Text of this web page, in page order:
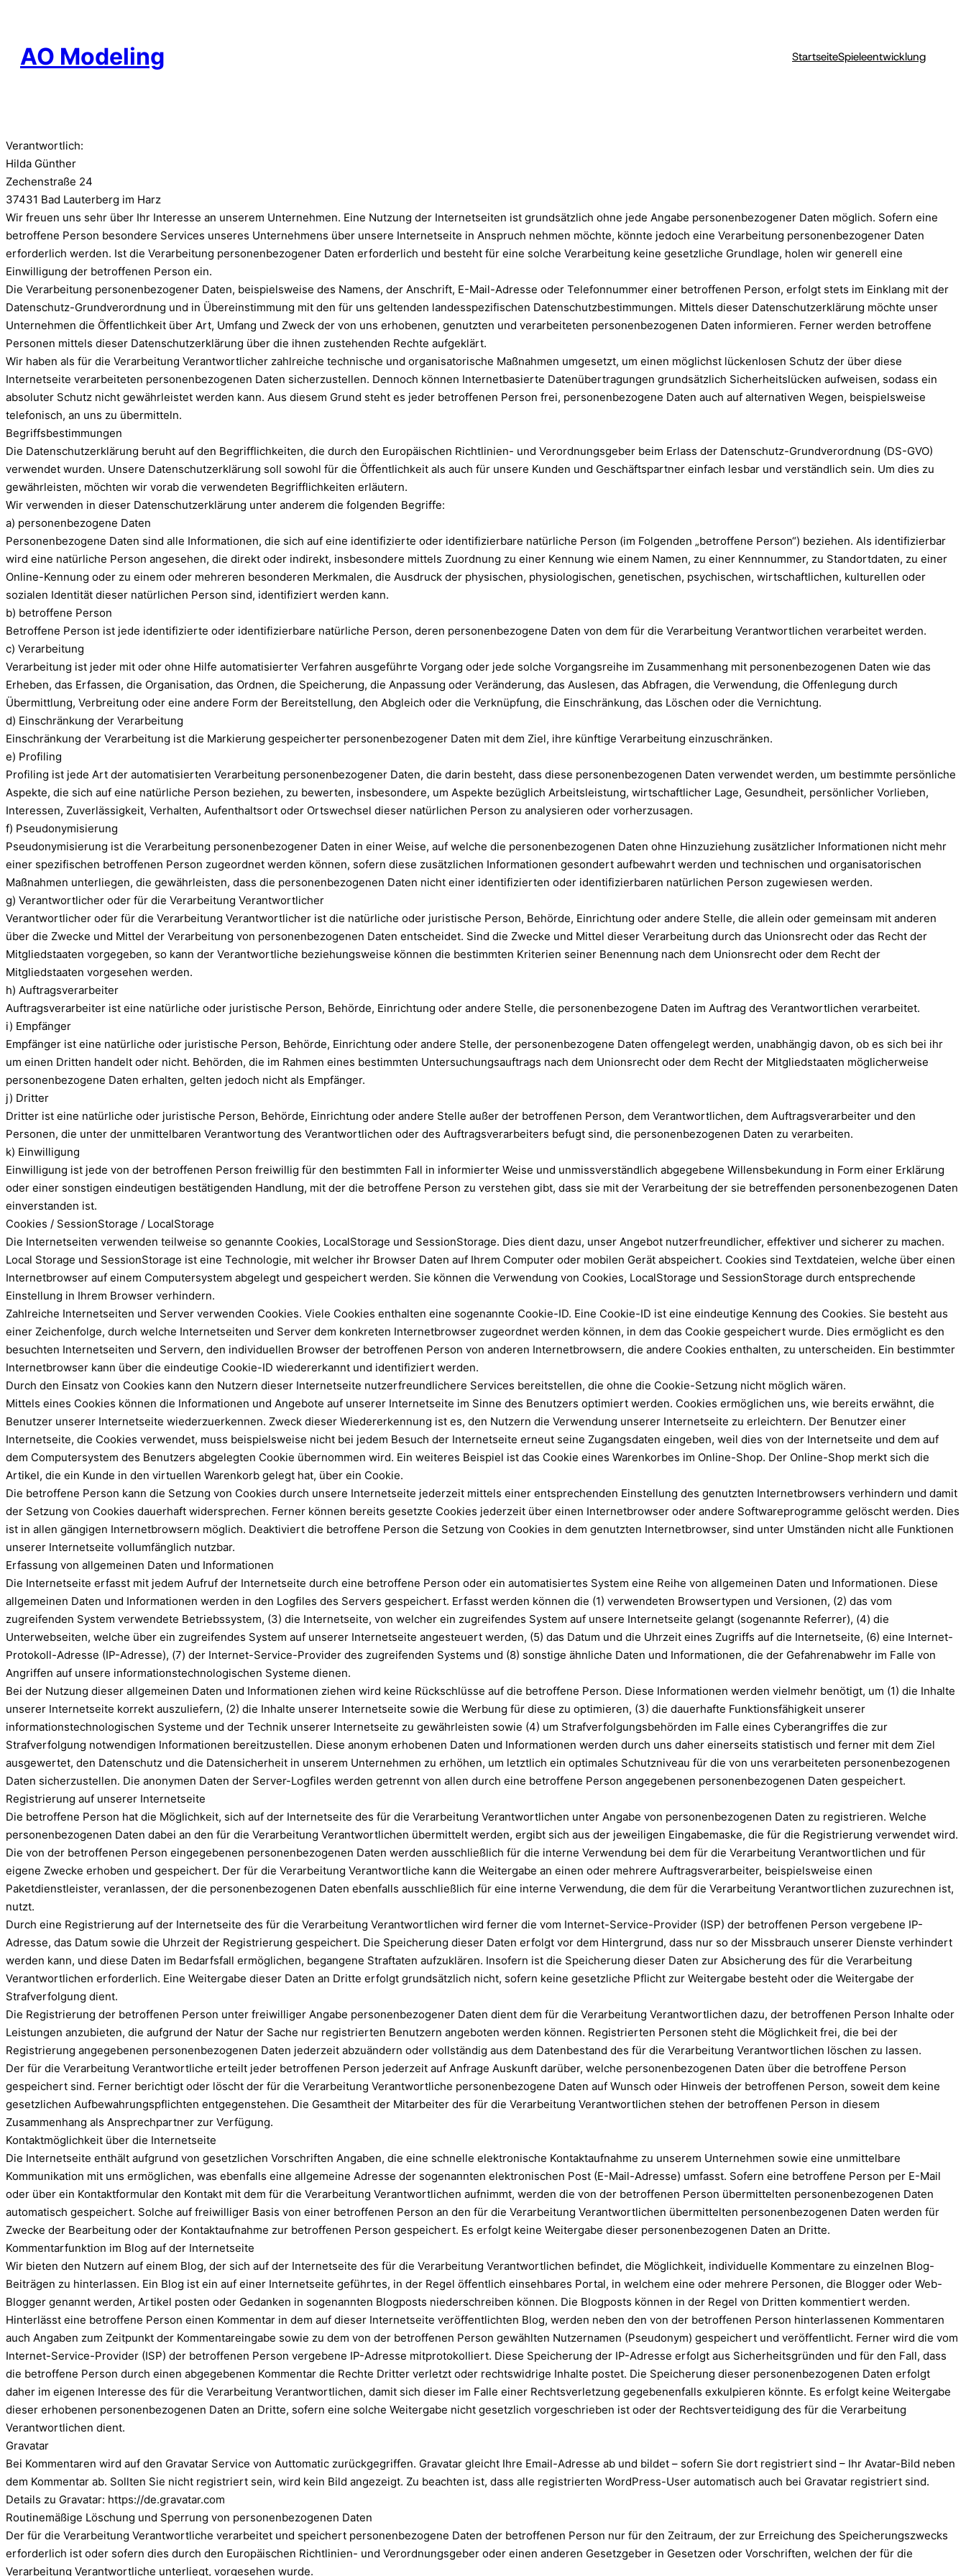
AO Modeling StartseiteSpieleentwicklung
Verantwortlich:
Hilda Günther
Zechenstraße 24
37431 Bad Lauterberg im Harz
Wir freuen uns sehr über Ihr Interesse an unserem Unternehmen. Eine Nutzung der Internetseiten ist grundsätzlich ohne jede Angabe personenbezogener Daten möglich. Sofern eine
betroffene Person besondere Services unseres Unternehmens über unsere Internetseite in Anspruch nehmen möchte, könnte jedoch eine Verarbeitung personenbezogener Daten
erforderlich werden. Ist die Verarbeitung personenbezogener Daten erforderlich und besteht für eine solche Verarbeitung keine gesetzliche Grundlage, holen wir generell eine
Einwilligung der betroffenen Person ein.
Die Verarbeitung personenbezogener Daten, beispielsweise des Namens, der Anschrift, E-Mail-Adresse oder Telefonnummer einer betroffenen Person, erfolgt stets im Einklang mit der
Datenschutz-Grundverordnung und in Übereinstimmung mit den für uns geltenden landesspezifischen Datenschutzbestimmungen. Mittels dieser Datenschutzerklärung möchte unser
Unternehmen die Öffentlichkeit über Art, Umfang und Zweck der von uns erhobenen, genutzten und verarbeiteten personenbezogenen Daten informieren. Ferner werden betroffene
Personen mittels dieser Datenschutzerklärung über die ihnen zustehenden Rechte aufgeklärt.
Wir haben als für die Verarbeitung Verantwortlicher zahlreiche technische und organisatorische Maßnahmen umgesetzt, um einen möglichst lückenlosen Schutz der über diese
Internetseite verarbeiteten personenbezogenen Daten sicherzustellen. Dennoch können Internetbasierte Datenübertragungen grundsätzlich Sicherheitslücken aufweisen, sodass ein
absoluter Schutz nicht gewährleistet werden kann. Aus diesem Grund steht es jeder betroffenen Person frei, personenbezogene Daten auch auf alternativen Wegen, beispielsweise
telefonisch, an uns zu übermitteln.
Begriffsbestimmungen
Die Datenschutzerklärung beruht auf den Begrifflichkeiten, die durch den Europäischen Richtlinien- und Verordnungsgeber beim Erlass der Datenschutz-Grundverordnung (DS-GVO)
verwendet wurden. Unsere Datenschutzerklärung soll sowohl für die Öffentlichkeit als auch für unsere Kunden und Geschäftspartner einfach lesbar und verständlich sein. Um dies zu
gewährleisten, möchten wir vorab die verwendeten Begrifflichkeiten erläutern.
Wir verwenden in dieser Datenschutzerklärung unter anderem die folgenden Begriffe:
a) personenbezogene Daten
Personenbezogene Daten sind alle Informationen, die sich auf eine identifizierte oder identifizierbare natürliche Person (im Folgenden „betroffene Person“) beziehen. Als identifizierbar
wird eine natürliche Person angesehen, die direkt oder indirekt, insbesondere mittels Zuordnung zu einer Kennung wie einem Namen, zu einer Kennnummer, zu Standortdaten, zu einer
Online-Kennung oder zu einem oder mehreren besonderen Merkmalen, die Ausdruck der physischen, physiologischen, genetischen, psychischen, wirtschaftlichen, kulturellen oder
sozialen Identität dieser natürlichen Person sind, identifiziert werden kann.
b) betroffene Person
Betroffene Person ist jede identifizierte oder identifizierbare natürliche Person, deren personenbezogene Daten von dem für die Verarbeitung Verantwortlichen verarbeitet werden.
c) Verarbeitung
Verarbeitung ist jeder mit oder ohne Hilfe automatisierter Verfahren ausgeführte Vorgang oder jede solche Vorgangsreihe im Zusammenhang mit personenbezogenen Daten wie das
Erheben, das Erfassen, die Organisation, das Ordnen, die Speicherung, die Anpassung oder Veränderung, das Auslesen, das Abfragen, die Verwendung, die Offenlegung durch
Übermittlung, Verbreitung oder eine andere Form der Bereitstellung, den Abgleich oder die Verknüpfung, die Einschränkung, das Löschen oder die Vernichtung.
d) Einschränkung der Verarbeitung
Einschränkung der Verarbeitung ist die Markierung gespeicherter personenbezogener Daten mit dem Ziel, ihre künftige Verarbeitung einzuschränken.
e) Profiling
Profiling ist jede Art der automatisierten Verarbeitung personenbezogener Daten, die darin besteht, dass diese personenbezogenen Daten verwendet werden, um bestimmte persönliche
Aspekte, die sich auf eine natürliche Person beziehen, zu bewerten, insbesondere, um Aspekte bezüglich Arbeitsleistung, wirtschaftlicher Lage, Gesundheit, persönlicher Vorlieben,
Interessen, Zuverlässigkeit, Verhalten, Aufenthaltsort oder Ortswechsel dieser natürlichen Person zu analysieren oder vorherzusagen.
f) Pseudonymisierung
Pseudonymisierung ist die Verarbeitung personenbezogener Daten in einer Weise, auf welche die personenbezogenen Daten ohne Hinzuziehung zusätzlicher Informationen nicht mehr
einer spezifischen betroffenen Person zugeordnet werden können, sofern diese zusätzlichen Informationen gesondert aufbewahrt werden und technischen und organisatorischen
Maßnahmen unterliegen, die gewährleisten, dass die personenbezogenen Daten nicht einer identifizierten oder identifizierbaren natürlichen Person zugewiesen werden.
g) Verantwortlicher oder für die Verarbeitung Verantwortlicher
Verantwortlicher oder für die Verarbeitung Verantwortlicher ist die natürliche oder juristische Person, Behörde, Einrichtung oder andere Stelle, die allein oder gemeinsam mit anderen
über die Zwecke und Mittel der Verarbeitung von personenbezogenen Daten entscheidet. Sind die Zwecke und Mittel dieser Verarbeitung durch das Unionsrecht oder das Recht der
Mitgliedstaaten vorgegeben, so kann der Verantwortliche beziehungsweise können die bestimmten Kriterien seiner Benennung nach dem Unionsrecht oder dem Recht der
Mitgliedstaaten vorgesehen werden.
h) Auftragsverarbeiter
Auftragsverarbeiter ist eine natürliche oder juristische Person, Behörde, Einrichtung oder andere Stelle, die personenbezogene Daten im Auftrag des Verantwortlichen verarbeitet.
i) Empfänger
Empfänger ist eine natürliche oder juristische Person, Behörde, Einrichtung oder andere Stelle, der personenbezogene Daten offengelegt werden, unabhängig davon, ob es sich bei ihr
um einen Dritten handelt oder nicht. Behörden, die im Rahmen eines bestimmten Untersuchungsauftrags nach dem Unionsrecht oder dem Recht der Mitgliedstaaten möglicherweise
personenbezogene Daten erhalten, gelten jedoch nicht als Empfänger.
j) Dritter
Dritter ist eine natürliche oder juristische Person, Behörde, Einrichtung oder andere Stelle außer der betroffenen Person, dem Verantwortlichen, dem Auftragsverarbeiter und den
Personen, die unter der unmittelbaren Verantwortung des Verantwortlichen oder des Auftragsverarbeiters befugt sind, die personenbezogenen Daten zu verarbeiten.
k) Einwilligung
Einwilligung ist jede von der betroffenen Person freiwillig für den bestimmten Fall in informierter Weise und unmissverständlich abgegebene Willensbekundung in Form einer Erklärung
oder einer sonstigen eindeutigen bestätigenden Handlung, mit der die betroffene Person zu verstehen gibt, dass sie mit der Verarbeitung der sie betreffenden personenbezogenen Daten
einverstanden ist.
Cookies / SessionStorage / LocalStorage
Die Internetseiten verwenden teilweise so genannte Cookies, LocalStorage und SessionStorage. Dies dient dazu, unser Angebot nutzerfreundlicher, effektiver und sicherer zu machen.
Local Storage und SessionStorage ist eine Technologie, mit welcher ihr Browser Daten auf Ihrem Computer oder mobilen Gerät abspeichert. Cookies sind Textdateien, welche über einen
Internetbrowser auf einem Computersystem abgelegt und gespeichert werden. Sie können die Verwendung von Cookies, LocalStorage und SessionStorage durch entsprechende
Einstellung in Ihrem Browser verhindern.
Zahlreiche Internetseiten und Server verwenden Cookies. Viele Cookies enthalten eine sogenannte Cookie-ID. Eine Cookie-ID ist eine eindeutige Kennung des Cookies. Sie besteht aus
einer Zeichenfolge, durch welche Internetseiten und Server dem konkreten Internetbrowser zugeordnet werden können, in dem das Cookie gespeichert wurde. Dies ermöglicht es den
besuchten Internetseiten und Servern, den individuellen Browser der betroffenen Person von anderen Internetbrowsern, die andere Cookies enthalten, zu unterscheiden. Ein bestimmter
Internetbrowser kann über die eindeutige Cookie-ID wiedererkannt und identifiziert werden.
Durch den Einsatz von Cookies kann den Nutzern dieser Internetseite nutzerfreundlichere Services bereitstellen, die ohne die Cookie-Setzung nicht möglich wären.
Mittels eines Cookies können die Informationen und Angebote auf unserer Internetseite im Sinne des Benutzers optimiert werden. Cookies ermöglichen uns, wie bereits erwähnt, die
Benutzer unserer Internetseite wiederzuerkennen. Zweck dieser Wiedererkennung ist es, den Nutzern die Verwendung unserer Internetseite zu erleichtern. Der Benutzer einer
Internetseite, die Cookies verwendet, muss beispielsweise nicht bei jedem Besuch der Internetseite erneut seine Zugangsdaten eingeben, weil dies von der Internetseite und dem auf
dem Computersystem des Benutzers abgelegten Cookie übernommen wird. Ein weiteres Beispiel ist das Cookie eines Warenkorbes im Online-Shop. Der Online-Shop merkt sich die
Artikel, die ein Kunde in den virtuellen Warenkorb gelegt hat, über ein Cookie.
Die betroffene Person kann die Setzung von Cookies durch unsere Internetseite jederzeit mittels einer entsprechenden Einstellung des genutzten Internetbrowsers verhindern und damit
der Setzung von Cookies dauerhaft widersprechen. Ferner können bereits gesetzte Cookies jederzeit über einen Internetbrowser oder andere Softwareprogramme gelöscht werden. Dies
ist in allen gängigen Internetbrowsern möglich. Deaktiviert die betroffene Person die Setzung von Cookies in dem genutzten Internetbrowser, sind unter Umständen nicht alle Funktionen
unserer Internetseite vollumfänglich nutzbar.
Erfassung von allgemeinen Daten und Informationen
Die Internetseite erfasst mit jedem Aufruf der Internetseite durch eine betroffene Person oder ein automatisiertes System eine Reihe von allgemeinen Daten und Informationen. Diese
allgemeinen Daten und Informationen werden in den Logfiles des Servers gespeichert. Erfasst werden können die (1) verwendeten Browsertypen und Versionen, (2) das vom
zugreifenden System verwendete Betriebssystem, (3) die Internetseite, von welcher ein zugreifendes System auf unsere Internetseite gelangt (sogenannte Referrer), (4) die
Unterwebseiten, welche über ein zugreifendes System auf unserer Internetseite angesteuert werden, (5) das Datum und die Uhrzeit eines Zugriffs auf die Internetseite, (6) eine Internet-
Protokoll-Adresse (IP-Adresse), (7) der Internet-Service-Provider des zugreifenden Systems und (8) sonstige ähnliche Daten und Informationen, die der Gefahrenabwehr im Falle von
Angriffen auf unsere informationstechnologischen Systeme dienen.
Bei der Nutzung dieser allgemeinen Daten und Informationen ziehen wird keine Rückschlüsse auf die betroffene Person. Diese Informationen werden vielmehr benötigt, um (1) die Inhalte
unserer Internetseite korrekt auszuliefern, (2) die Inhalte unserer Internetseite sowie die Werbung für diese zu optimieren, (3) die dauerhafte Funktionsfähigkeit unserer
informationstechnologischen Systeme und der Technik unserer Internetseite zu gewährleisten sowie (4) um Strafverfolgungsbehörden im Falle eines Cyberangriffes die zur
Strafverfolgung notwendigen Informationen bereitzustellen. Diese anonym erhobenen Daten und Informationen werden durch uns daher einerseits statistisch und ferner mit dem Ziel
ausgewertet, den Datenschutz und die Datensicherheit in unserem Unternehmen zu erhöhen, um letztlich ein optimales Schutzniveau für die von uns verarbeiteten personenbezogenen
Daten sicherzustellen. Die anonymen Daten der Server-Logfiles werden getrennt von allen durch eine betroffene Person angegebenen personenbezogenen Daten gespeichert.
Registrierung auf unserer Internetseite
Die betroffene Person hat die Möglichkeit, sich auf der Internetseite des für die Verarbeitung Verantwortlichen unter Angabe von personenbezogenen Daten zu registrieren. Welche
personenbezogenen Daten dabei an den für die Verarbeitung Verantwortlichen übermittelt werden, ergibt sich aus der jeweiligen Eingabemaske, die für die Registrierung verwendet wird.
Die von der betroffenen Person eingegebenen personenbezogenen Daten werden ausschließlich für die interne Verwendung bei dem für die Verarbeitung Verantwortlichen und für
eigene Zwecke erhoben und gespeichert. Der für die Verarbeitung Verantwortliche kann die Weitergabe an einen oder mehrere Auftragsverarbeiter, beispielsweise einen
Paketdienstleister, veranlassen, der die personenbezogenen Daten ebenfalls ausschließlich für eine interne Verwendung, die dem für die Verarbeitung Verantwortlichen zuzurechnen ist,
nutzt.
Durch eine Registrierung auf der Internetseite des für die Verarbeitung Verantwortlichen wird ferner die vom Internet-Service-Provider (ISP) der betroffenen Person vergebene IP-
Adresse, das Datum sowie die Uhrzeit der Registrierung gespeichert. Die Speicherung dieser Daten erfolgt vor dem Hintergrund, dass nur so der Missbrauch unserer Dienste verhindert
werden kann, und diese Daten im Bedarfsfall ermöglichen, begangene Straftaten aufzuklären. Insofern ist die Speicherung dieser Daten zur Absicherung des für die Verarbeitung
Verantwortlichen erforderlich. Eine Weitergabe dieser Daten an Dritte erfolgt grundsätzlich nicht, sofern keine gesetzliche Pflicht zur Weitergabe besteht oder die Weitergabe der
Strafverfolgung dient.
Die Registrierung der betroffenen Person unter freiwilliger Angabe personenbezogener Daten dient dem für die Verarbeitung Verantwortlichen dazu, der betroffenen Person Inhalte oder
Leistungen anzubieten, die aufgrund der Natur der Sache nur registrierten Benutzern angeboten werden können. Registrierten Personen steht die Möglichkeit frei, die bei der
Registrierung angegebenen personenbezogenen Daten jederzeit abzuändern oder vollständig aus dem Datenbestand des für die Verarbeitung Verantwortlichen löschen zu lassen.
Der für die Verarbeitung Verantwortliche erteilt jeder betroffenen Person jederzeit auf Anfrage Auskunft darüber, welche personenbezogenen Daten über die betroffene Person
gespeichert sind. Ferner berichtigt oder löscht der für die Verarbeitung Verantwortliche personenbezogene Daten auf Wunsch oder Hinweis der betroffenen Person, soweit dem keine
gesetzlichen Aufbewahrungspflichten entgegenstehen. Die Gesamtheit der Mitarbeiter des für die Verarbeitung Verantwortlichen stehen der betroffenen Person in diesem
Zusammenhang als Ansprechpartner zur Verfügung.
Kontaktmöglichkeit über die Internetseite
Die Internetseite enthält aufgrund von gesetzlichen Vorschriften Angaben, die eine schnelle elektronische Kontaktaufnahme zu unserem Unternehmen sowie eine unmittelbare
Kommunikation mit uns ermöglichen, was ebenfalls eine allgemeine Adresse der sogenannten elektronischen Post (E-Mail-Adresse) umfasst. Sofern eine betroffene Person per E-Mail
oder über ein Kontaktformular den Kontakt mit dem für die Verarbeitung Verantwortlichen aufnimmt, werden die von der betroffenen Person übermittelten personenbezogenen Daten
automatisch gespeichert. Solche auf freiwilliger Basis von einer betroffenen Person an den für die Verarbeitung Verantwortlichen übermittelten personenbezogenen Daten werden für
Zwecke der Bearbeitung oder der Kontaktaufnahme zur betroffenen Person gespeichert. Es erfolgt keine Weitergabe dieser personenbezogenen Daten an Dritte.
Kommentarfunktion im Blog auf der Internetseite
Wir bieten den Nutzern auf einem Blog, der sich auf der Internetseite des für die Verarbeitung Verantwortlichen befindet, die Möglichkeit, individuelle Kommentare zu einzelnen Blog-
Beiträgen zu hinterlassen. Ein Blog ist ein auf einer Internetseite geführtes, in der Regel öffentlich einsehbares Portal, in welchem eine oder mehrere Personen, die Blogger oder Web-
Blogger genannt werden, Artikel posten oder Gedanken in sogenannten Blogposts niederschreiben können. Die Blogposts können in der Regel von Dritten kommentiert werden.
Hinterlässt eine betroffene Person einen Kommentar in dem auf dieser Internetseite veröffentlichten Blog, werden neben den von der betroffenen Person hinterlassenen Kommentaren
auch Angaben zum Zeitpunkt der Kommentareingabe sowie zu dem von der betroffenen Person gewählten Nutzernamen (Pseudonym) gespeichert und veröffentlicht. Ferner wird die vom
Internet-Service-Provider (ISP) der betroffenen Person vergebene IP-Adresse mitprotokolliert. Diese Speicherung der IP-Adresse erfolgt aus Sicherheitsgründen und für den Fall, dass
die betroffene Person durch einen abgegebenen Kommentar die Rechte Dritter verletzt oder rechtswidrige Inhalte postet. Die Speicherung dieser personenbezogenen Daten erfolgt
daher im eigenen Interesse des für die Verarbeitung Verantwortlichen, damit sich dieser im Falle einer Rechtsverletzung gegebenenfalls exkulpieren könnte. Es erfolgt keine Weitergabe
dieser erhobenen personenbezogenen Daten an Dritte, sofern eine solche Weitergabe nicht gesetzlich vorgeschrieben ist oder der Rechtsverteidigung des für die Verarbeitung
Verantwortlichen dient.
Gravatar
Bei Kommentaren wird auf den Gravatar Service von Auttomatic zurückgegriffen. Gravatar gleicht Ihre Email-Adresse ab und bildet – sofern Sie dort registriert sind – Ihr Avatar-Bild neben
dem Kommentar ab. Sollten Sie nicht registriert sein, wird kein Bild angezeigt. Zu beachten ist, dass alle registrierten WordPress-User automatisch auch bei Gravatar registriert sind.
Details zu Gravatar: https://de.gravatar.com
Routinemäßige Löschung und Sperrung von personenbezogenen Daten
Der für die Verarbeitung Verantwortliche verarbeitet und speichert personenbezogene Daten der betroffenen Person nur für den Zeitraum, der zur Erreichung des Speicherungszwecks
erforderlich ist oder sofern dies durch den Europäischen Richtlinien- und Verordnungsgeber oder einen anderen Gesetzgeber in Gesetzen oder Vorschriften, welchen der für die
Verarbeitung Verantwortliche unterliegt, vorgesehen wurde.